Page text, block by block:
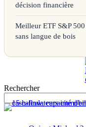
décision financière
Meilleur ETF S&P
sans langue de bois
Rechercher